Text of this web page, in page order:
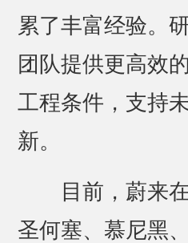
累了丰富经验。
团队提供更高效
工程条件，支持
新。
目前，蔚来在
圣何塞、慕尼黑